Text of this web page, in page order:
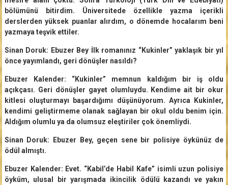
bölümünü bitirdim. Üniversitede özellikle yazma içerikli
derslerden yüksek puanlar alırdım, o dönemde hocalarım beni
yazmaya teşvik ettiler.
Sinan Doruk: Ebuzer Bey İlk romanınız “Kukinler” yaklaşık bir yıl
önce yayımlandı, geri dönüşler nasıldı?
Ebuzer Kalender: “Kukinler” memnun kaldığım bir iş oldu
açıkçası. Geri dönüşler gayet olumluydu. Kendime ait bir okur
kitlesi oluşturmayı başardığımı düşünüyorum. Ayrıca Kukinler,
kendimi geliştirmeme olanak sağlayan bir okul oldu benim için.
Aldığım olumlu ya da olumsuz eleştiriler çok önemliydi.
Sinan Doruk: Ebuzer Bey, geçen sene bir polisiye öykünüz de
ödül almıştı.
Ebuzer Kalender: Evet. “Kabil’de Habil Kafe” isimli uzun polisiye
öyküm, ulusal bir yarışmada ikincilik ödülü kazandı ve yakın